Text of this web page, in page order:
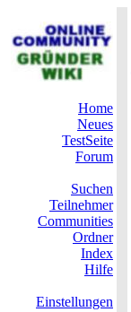
Home
Neues
TestSeite
Forum
Suchen
Teilnehmer
Communities
Ordner
Index
Hilfe
Einstellungen